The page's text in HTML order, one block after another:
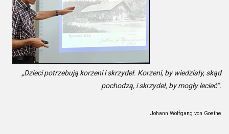
„Dzieci potrzebują korzeni i skrzydeł. Korzeni, by wiedziały, skąd
pochodzą, i skrzydeł, by mogły lecieć”.
Johann Wolfgang von Goethe